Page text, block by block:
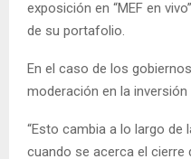
exposición en “MEF en
de su portafolio.
En el caso de los
moderación en la inversión
“Esto cambia a lo largo de
cuando se acerca el cierre